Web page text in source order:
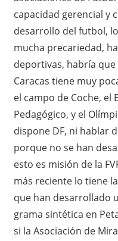
capacidad gerencial y
desarrollo del futbol,
mucha precariedad,
deportivas, habría
Caracas tiene muy
el campo de Coche, el
Pedagógico, y el
dispone DF, ni hablar
porque no se han
esto es misión de la
más reciente lo tiene
que han desarrollado
grama sintética en
si la Asociación de